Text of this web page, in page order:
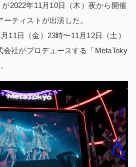
2022年11月10日（木）夜から開催
ティストが出演した。
11日（金）23時〜11月12日（土）
会社がプロデュースする「MetaToky